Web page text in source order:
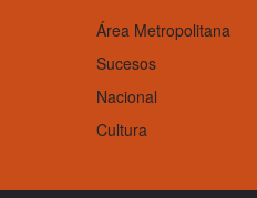
Área Metropolitana
Sucesos
Nacional
Cultura